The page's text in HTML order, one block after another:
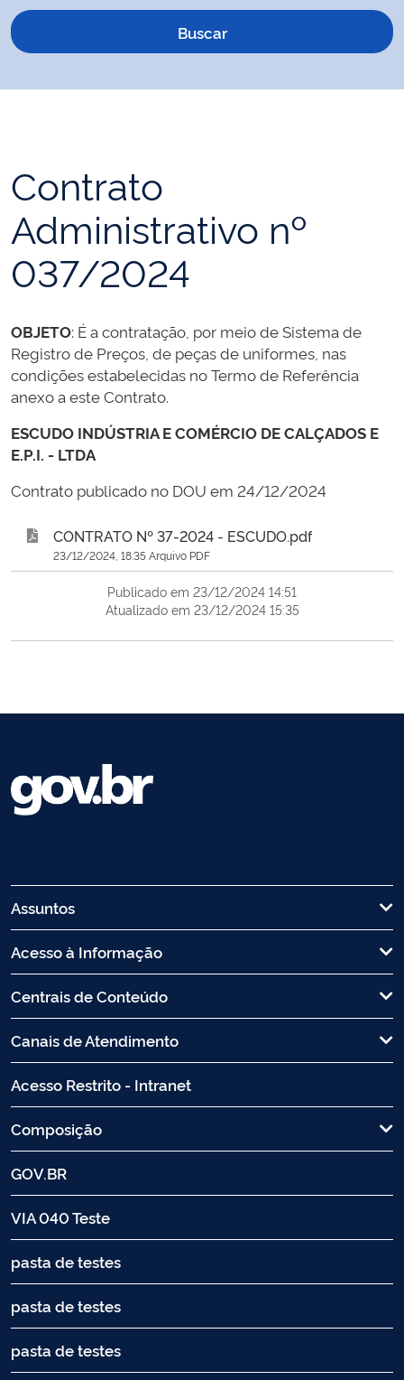
Contrato
Administrativo nº
037/2024
OBJETO: É a contratação, por meio de Sistema de
Registro de Preços, de peças de uniformes, nas
condições estabelecidas no Termo de Referência
anexo a este Contrato.
ESCUDO INDÚSTRIA E COMÉRCIO DE CALÇADOS E
E.P.I. - LTDA
Contrato publicado no DOU em 24/12/2024
CONTRATO Nº 37-2024 - ESCUDO.pdf
23/12/2024, 18:35 Arquivo PDF
Publicado em 23/12/2024 14:51
Atualizado em 23/12/2024 15:35
Assuntos
Acesso à Informação
Centrais de Conteúdo
Canais de Atendimento
Acesso Restrito - Intranet
Composição
GOV.BR
VIA 040 Teste
pasta de testes
pasta de testes
pasta de testes